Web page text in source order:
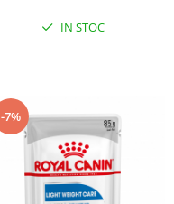
IN STOC
-7%